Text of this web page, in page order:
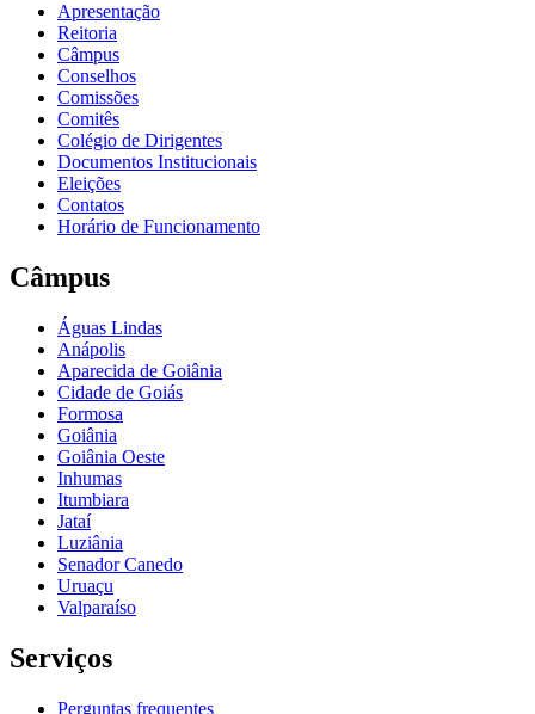
Apresentação
Reitoria
Câmpus
Conselhos
Comissões
Comitês
Colégio de Dirigentes
Documentos Institucionais
Eleições
Contatos
Horário de Funcionamento
Câmpus
Águas Lindas
Anápolis
Aparecida de Goiânia
Cidade de Goiás
Formosa
Goiânia
Goiânia Oeste
Inhumas
Itumbiara
Jataí
Luziânia
Senador Canedo
Uruaçu
Valparaíso
Serviços
Perguntas frequentes